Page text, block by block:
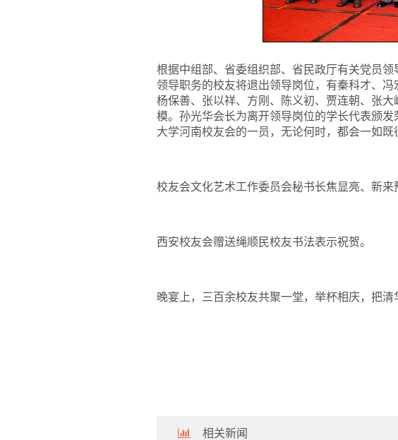
根据中组部、省委组织部、省民政厅有关党员
领导职务的校友将退出领导岗位，有秦科才、
杨保善、张以祥、方刚、陈义初、贾连朝、张
模。孙光华会长为离开领导岗位的学长代表颁
大学河南校友会的一员，无论何时，都会一如
校友会文化艺术工作委员会秘书长焦显亮、新
西安校友会赠送绳顺民校友书法表示祝贺。
晚宴上，三百余校友共聚一堂，举杯相庆，把
相关新闻